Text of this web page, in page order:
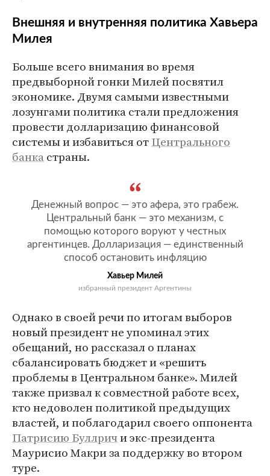
Внешняя и внутренняя политика Хавьера
Милея
Больше всего внимания во время
предвыборной гонки Милей посвятил
экономике. Двумя самыми известными
лозунгами политика стали предложения
провести долларизацию финансовой
системы и избавиться отЦентрального
банкастраны.
Денежный вопрос — это афера, это грабеж.
Центральный банк — это механизм, с
помощью которого воруют у честных
аргентинцев. Долларизация — единственный
способ остановить инфляцию
Хавьер Милей
избранный президент Аргентины
Однако в своей речи по итогам выборов
новый президент не упоминал этих
обещаний, но рассказал о планах
сбалансировать бюджет и «решить
проблемы в Центральном банке». Милей
также призвал к совместной работе всех,
кто недоволен политикой предыдущих
властей, и поблагодарил своего оппонента
Патрисию Буллричи экс-президента
Маурисио Макри за поддержку во втором
туре.